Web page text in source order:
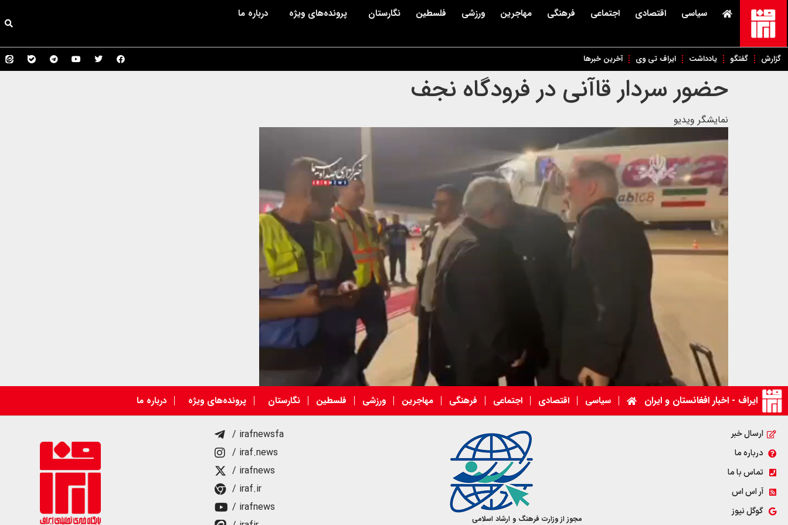
سیاسی اقتصادی اجتماعی فرهنگی مهاجرین ورزشی فلسطین نگارستان پرونده‌های ویژه درباره ما
گزارش گفتگو یادداشت ایراف تی وی آخرین خبرها
حضور سردار قاآنی در فرودگاه نجف
نمایشگر ویدیو
00:00
برای افزایش یا کاهش صدا از کلیدهای بالا و پایین استفاده کنید.
ایراف - اخبار افغانستان و ایران سیاسی اقتصادی اجتماعی فرهنگی مهاجرین ورزشی فلسطین نگارستان پرونده‌های ویژه درباره ما
ارسال خبر
درباره ما
تماس با ما
آر اس اس
گوگل نیوز
مجوز از وزارت فرهنگ و ارشاد اسلامی
/ irafnewsfa
/ iraf.news
/ irafnews
/ iraf.ir
/ irafnews